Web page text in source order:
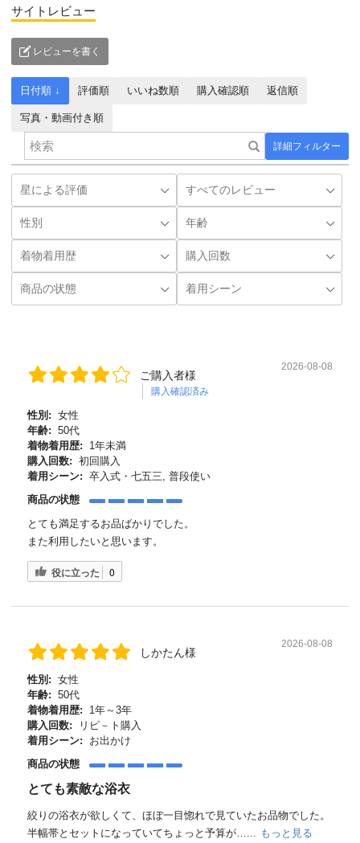
サイトレビュー
レビューを書く
詳細フィルター
日付順 ↓ 評価順 いいね数順 購入確認順 返信順
写真・動画付き順
ご購入者様
購入確認済み
2026-08-08
性別: 女性
年齢: 50代
着物着用歴:
1年未満
購入回数: 初回購入
着用シーン: 卒入式・七五三, 普段使い
商品の状態
とても満足するお品ばかりでした。
また利用したいと思います。
役に立った 0
しかたん様
2026-08-08
性別: 女性
年齢: 50代
着物着用歴:
1年～3年
購入回数:
リピ－ト購入
着用シーン:
お出かけ
商品の状態
とても素敵な浴衣
絞りの浴衣が欲しくて、ほぼ一目惚れで見ていたお品物でした。
半幅帯とセットになっていてちょっと予算が…... もっと見る